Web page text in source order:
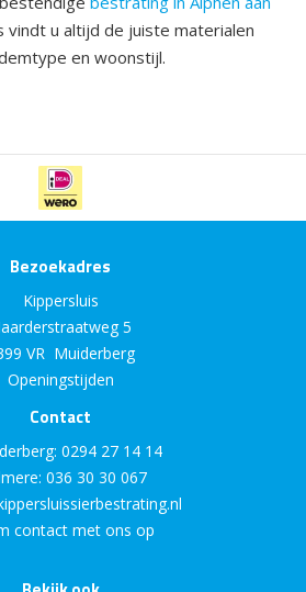
vindt u altijd de juiste materialen
en woonstijl.
Bezoekadres
Kippersluis
5
VR Muiderberg
Openingstijden
Contact
0294 27 14 14
036 30 30 067
contact met ons op